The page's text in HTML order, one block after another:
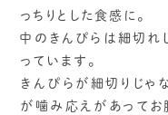
っちりとした食感に。
中のきんぴらは細切れ
っています。
きんぴらが細切りじゃ
が噛み応えがあってお